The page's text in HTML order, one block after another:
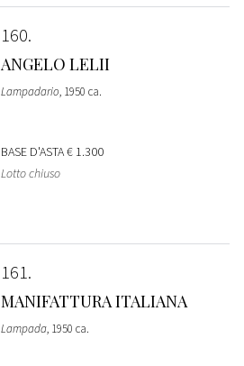
160
ANGELO LELII
Lampadario, 1950 ca.
BASE D'ASTA€ 1.300
Lotto chiuso
161
MANIFATTURA ITALIANA
Lampada, 1950 ca.